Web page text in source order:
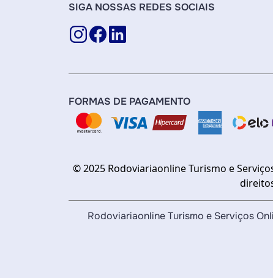
SIGA NOSSAS REDES SOCIAIS
FORMAS DE PAGAMENTO
© 2025 Rodoviariaonline Turismo e
Rodoviariaonline Turismo e Serviços